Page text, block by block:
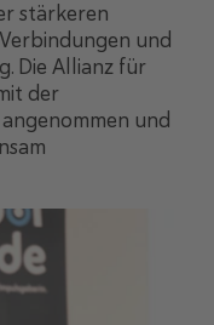
stärkeren
und
Die Allianz für
der
und